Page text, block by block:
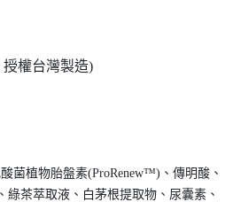
權台灣製造)
菌植物胎盤素(ProRenew™)、傳明酸、
綠茶萃取液、白茅根提取物、尿囊素、